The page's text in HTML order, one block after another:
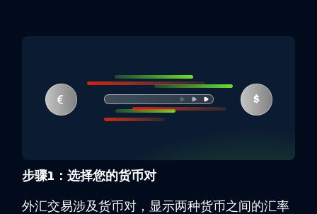
步骤1：选择您的货币对
外汇交易涉及货币对，显示两种货币之间的汇率